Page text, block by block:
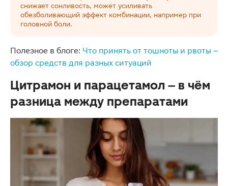
снижает сонливость, может усиливать
обезболивающий эффект комбинации, например при
головной боли.
Полезное в блоге: Что принять от тошноты и рвоты –
обзор средств для разных ситуаций
Цитрамон и парацетамол – в чём
разница между препаратами